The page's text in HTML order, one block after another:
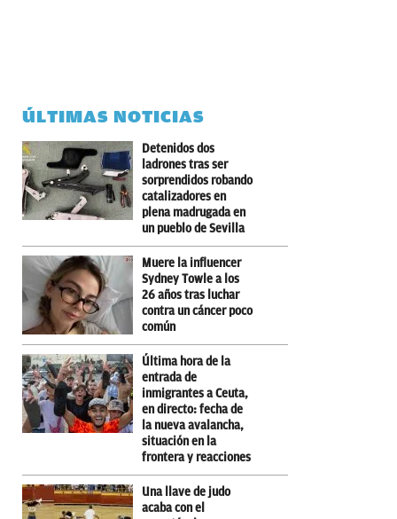
ÚLTIMAS NOTICIAS
Detenidos dos
ladrones tras ser
sorprendidos robando
catalizadores en
plena madrugada en
un pueblo de Sevilla
Muere la influencer
Sydney Towle a los
26 años tras luchar
contra un cáncer poco
común
Última hora de la
entrada de
inmigrantes a Ceuta,
en directo: fecha de
la nueva avalancha,
situación en la
frontera y reacciones
Una llave de judo
acaba con el